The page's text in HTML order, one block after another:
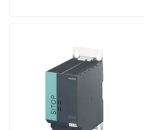
Produtos
Vídeos